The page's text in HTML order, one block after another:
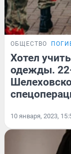
ОБЩЕСТВО
Хотел
одежды.
10 января, 2023,